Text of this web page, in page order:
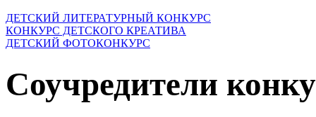
ДЕТСКИЙ ЛИТЕРАТУРНЫЙ КОНКУРС
КОНКУРС ДЕТСКОГО КРЕАТИВА
ДЕТСКИЙ ФОТОКОНКУРС
Соучредители